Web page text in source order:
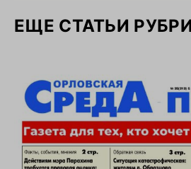
ЕЩЕ СТАТЬИ